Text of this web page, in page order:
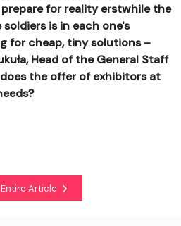
for reality erstwhile the
is in each one's
for cheap, tiny solutions –
Head of the General Staff
the offer of exhibitors at
Article